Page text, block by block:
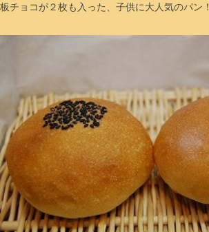
板チョコが２枚も入った、子供に大人気のパン！